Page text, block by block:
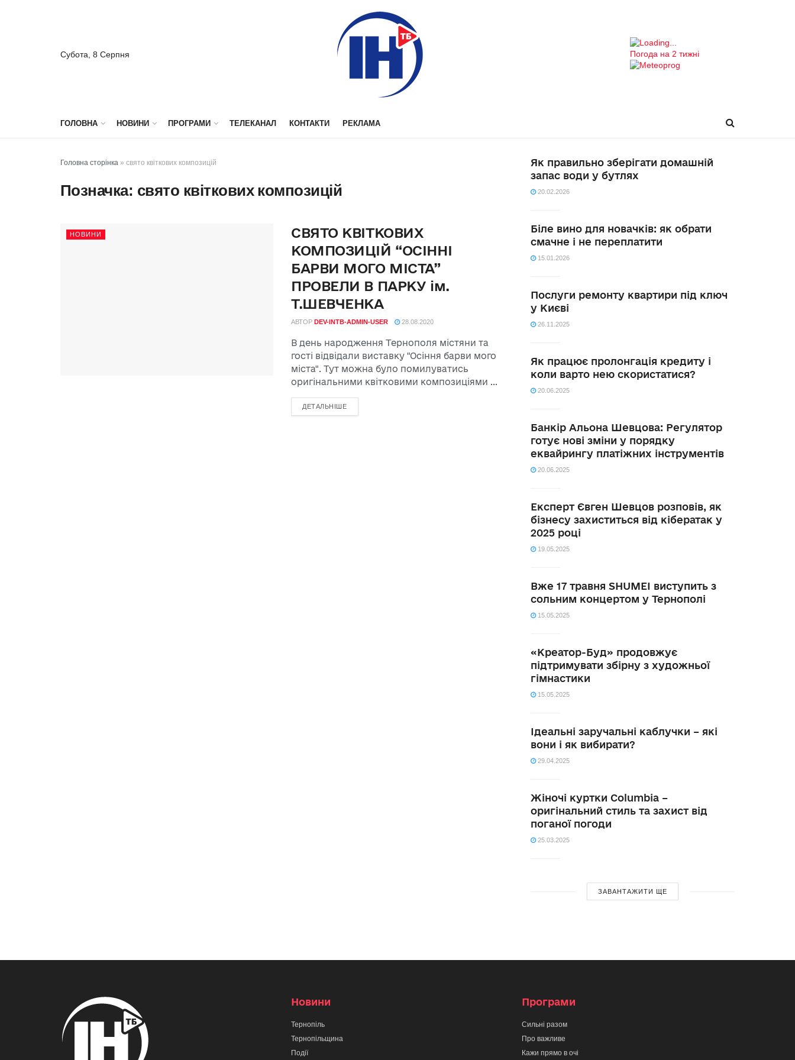
Субота, 8 Серпня Погода на 2 тижні
ГОЛОВНА НОВИНИ ПРОГРАМИ ТЕЛЕКАНАЛ КОНТАКТИ РЕКЛАМА
Головна сторінка » свято квіткових композицій
Позначка: свято квіткових композицій
НОВИНИ
СВЯТО КВІТКОВИХ
КОМПОЗИЦІЙ “ОСІННІ
БАРВИ МОГО МІСТА”
ПРОВЕЛИ В ПАРКУ ім.
Т.ШЕВЧЕНКА
АВТОР DEV-INTB-ADMIN-USER 28.08.2020
В день народження Тернополя містяни та
гості відвідали виставку "Осіння барви мого
міста". Тут можна було помилуватись
оригінальними квітковими композиціями ...
ДЕТАЛЬНІШЕ
Як правильно зберігати домашній
запас води у бутлях
20.02.2026
Біле вино для новачків: як обрати
смачне і не переплатити
15.01.2026
Послуги ремонту квартири під ключ
у Києві
26.11.2025
Як працює пролонгація кредиту і
коли варто нею скористатися?
20.06.2025
Банкір Альона Шевцова: Регулятор
готує нові зміни у порядку
еквайрингу платіжних інструментів
20.06.2025
Експерт Євген Шевцов розповів, як
бізнесу захиститься від кібератак у
2025 році
19.05.2025
Вже 17 травня SHUMEI виступить з
сольним концертом у Тернополі
15.05.2025
«Креатор-Буд» продовжує
підтримувати збірну з художньої
гімнастики
15.05.2025
Ідеальні заручальні каблучки – які
вони і як вибирати?
29.04.2025
Жіночі куртки Columbia –
оригінальний стиль та захист від
поганої погоди
25.03.2025
ЗАВАНТАЖИТИ ЩЕ
Новини
Тернопіль
Тернопільщина
Події
Програми
Сильні разом
Про важливе
Кажи прямо в очі